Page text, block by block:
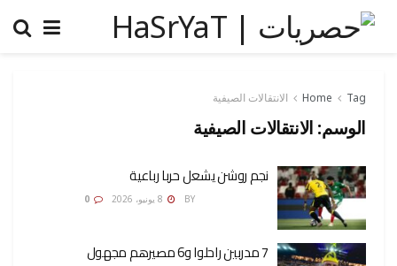
Home Tag الانتقالات الصيفية
الوسم: الانتقالات الصيفية
نجم روشن يشعل حربا رباعية
BY
7 مدربين راحلوا و6 مصيرهم مجهول